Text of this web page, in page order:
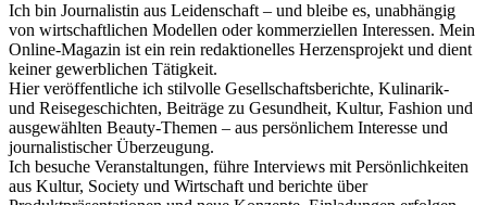
Ich bin Journalistin aus Leidenschaft – und bleibe es, unabhängig
von wirtschaftlichen Modellen oder kommerziellen Interessen. Mein
Online-Magazin ist ein rein redaktionelles Herzensprojekt und dient
keiner gewerblichen Tätigkeit.
Hier veröffentliche ich stilvolle Gesellschaftsberichte, Kulinarik-
und Reisegeschichten, Beiträge zu Gesundheit, Kultur, Fashion und
ausgewählten Beauty-Themen – aus persönlichem Interesse und
journalistischer Überzeugung.
Ich besuche Veranstaltungen, führe Interviews mit Persönlichkeiten
aus Kultur, Society und Wirtschaft und berichte über